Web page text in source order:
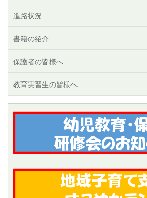
進路状況
書籍の紹介
保護者の皆様へ
教育実習生の皆様へ